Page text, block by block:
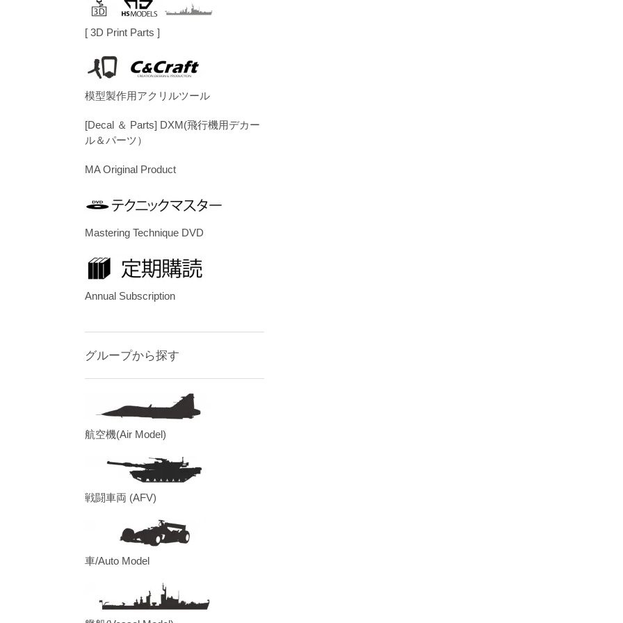
[ 3D Print Parts ]
模型製作用アクリルツール
[Decal ＆ Parts] DXM(飛行機用デカー
ル＆パーツ）
MA Original Product
Mastering Technique DVD
Annual Subscription
グループから探す
航空機(Air Model)
戦闘車両 (AFV)
車/Auto Model